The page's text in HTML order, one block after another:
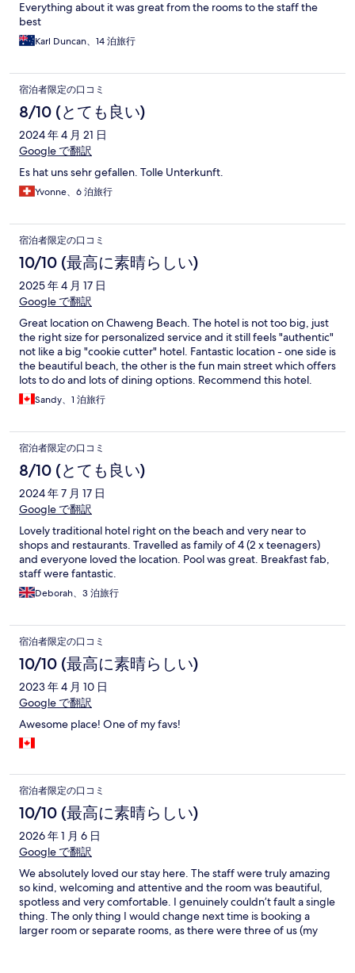
Everything about it was great from the rooms to the staff the
best
Karl Duncan、14 泊旅行
宿泊者限定の口コミ
8/10 (とても良い)
2024 年 4 月 21 日
Google で翻訳
Es hat uns sehr gefallen. Tolle Unterkunft.
Yvonne、6 泊旅行
宿泊者限定の口コミ
10/10 (最高に素晴らしい)
2025 年 4 月 17 日
Google で翻訳
Great location on Chaweng Beach. The hotel is not too big, just
the right size for personalized service and it still feels "authentic"
not like a big "cookie cutter" hotel. Fantastic location - one side is
the beautiful beach, the other is the fun main street which offers
lots to do and lots of dining options. Recommend this hotel.
Sandy、1 泊旅行
宿泊者限定の口コミ
8/10 (とても良い)
2024 年 7 月 17 日
Google で翻訳
Lovely traditional hotel right on the beach and very near to
shops and restaurants. Travelled as family of 4 (2 x teenagers)
and everyone loved the location. Pool was great. Breakfast fab,
staff were fantastic.
Deborah、3 泊旅行
宿泊者限定の口コミ
10/10 (最高に素晴らしい)
2023 年 4 月 10 日
Google で翻訳
Awesome place! One of my favs!
宿泊者限定の口コミ
10/10 (最高に素晴らしい)
2026 年 1 月 6 日
Google で翻訳
We absolutely loved our stay here. The staff were truly amazing
so kind, welcoming and attentive and the room was beautiful,
spotless and very comfortable. I genuinely couldn’t fault a single
thing. The only thing I would change next time is booking a
larger room or separate rooms, as there were three of us (my